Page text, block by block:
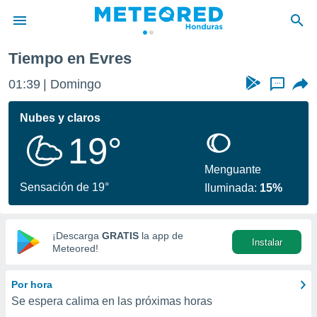
de
ha sido
calidad.
a este
las
y
digital
basada
Tiempo en Evres
01:39 Domingo ...
Nubes y claros
19°
Sensación de 19°
Menguante
Iluminada: 15%
¡Descarga GRATIS la app de
Meteored!
Instalar
Por hora
Se espera calima en las próximas horas